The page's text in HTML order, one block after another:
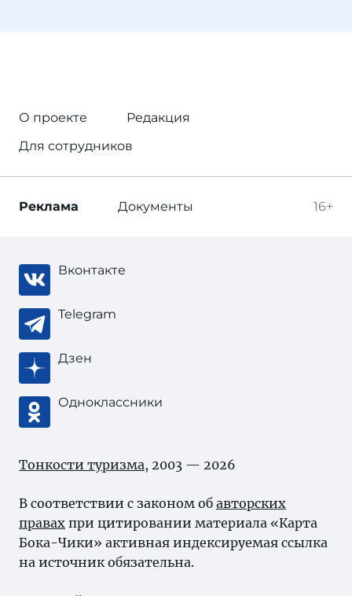
О проекте
Редакция
Для сотрудников
16+
Реклама Документы
Вконтакте
Telegram
Дзен
Одноклассники
Тонкости туризма, 2003 — 2026
В соответствии с законом об авторских
правах при цитировании материала «Карта
Бока-Чики» активная индексируемая ссылка
на источник обязательна.